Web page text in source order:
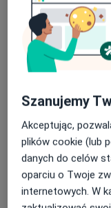
Porada
160 zł
Wizyta domowa
Porada
160 zł
Porada
Szanujemy
Akceptując,
plików cookie (lub
danych do celów
oparciu o Twoje
internetowych. W